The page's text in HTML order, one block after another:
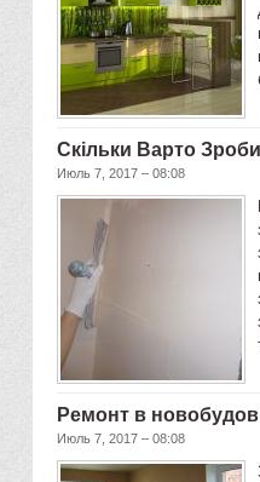
Скільки Варто
Июль 7, 2017 – 08:08
Ремонт в
Июль 7, 2017 – 08:08